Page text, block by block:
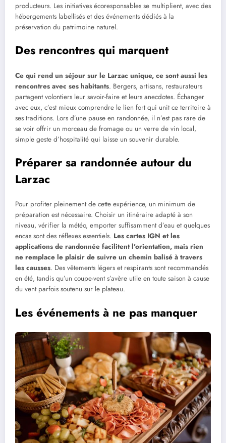
producteurs. Les initiatives écoresponsables se multiplient, avec des
hébergements labellisés et des événements dédiés à la
préservation du patrimoine naturel.
Des rencontres qui marquent
Ce qui rend un séjour sur le Larzac unique, ce sont aussi les
rencontres avec ses habitants. Bergers, artisans, restaurateurs
partagent volontiers leur savoir-faire et leurs anecdotes. Échanger
avec eux, c’est mieux comprendre le lien fort qui unit ce territoire à
ses traditions. Lors d’une pause en randonnée, il n’est pas rare de
se voir offrir un morceau de fromage ou un verre de vin local,
simple geste d’hospitalité qui laisse un souvenir durable.
Préparer sa randonnée autour du
Larzac
Pour profiter pleinement de cette expérience, un minimum de
préparation est nécessaire. Choisir un itinéraire adapté à son
niveau, vérifier la météo, emporter suffisamment d’eau et quelques
encas sont des réflexes essentiels. Les cartes IGN et les
applications de randonnée facilitent l’orientation, mais rien
ne remplace le plaisir de suivre un chemin balisé à travers
les causses. Des vêtements légers et respirants sont recommandés
en été, tandis qu’un coupe-vent s’avère utile en toute saison à cause
du vent parfois soutenu sur le plateau.
Les événements à ne pas manquer